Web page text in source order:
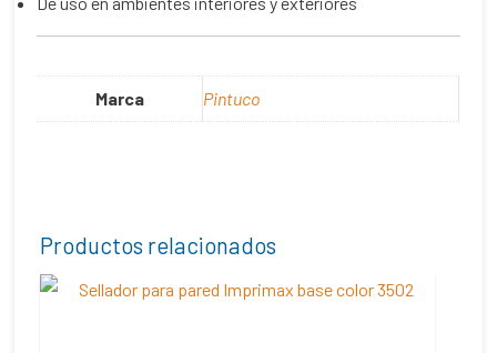
Marca Pintuco
Productos relacionados